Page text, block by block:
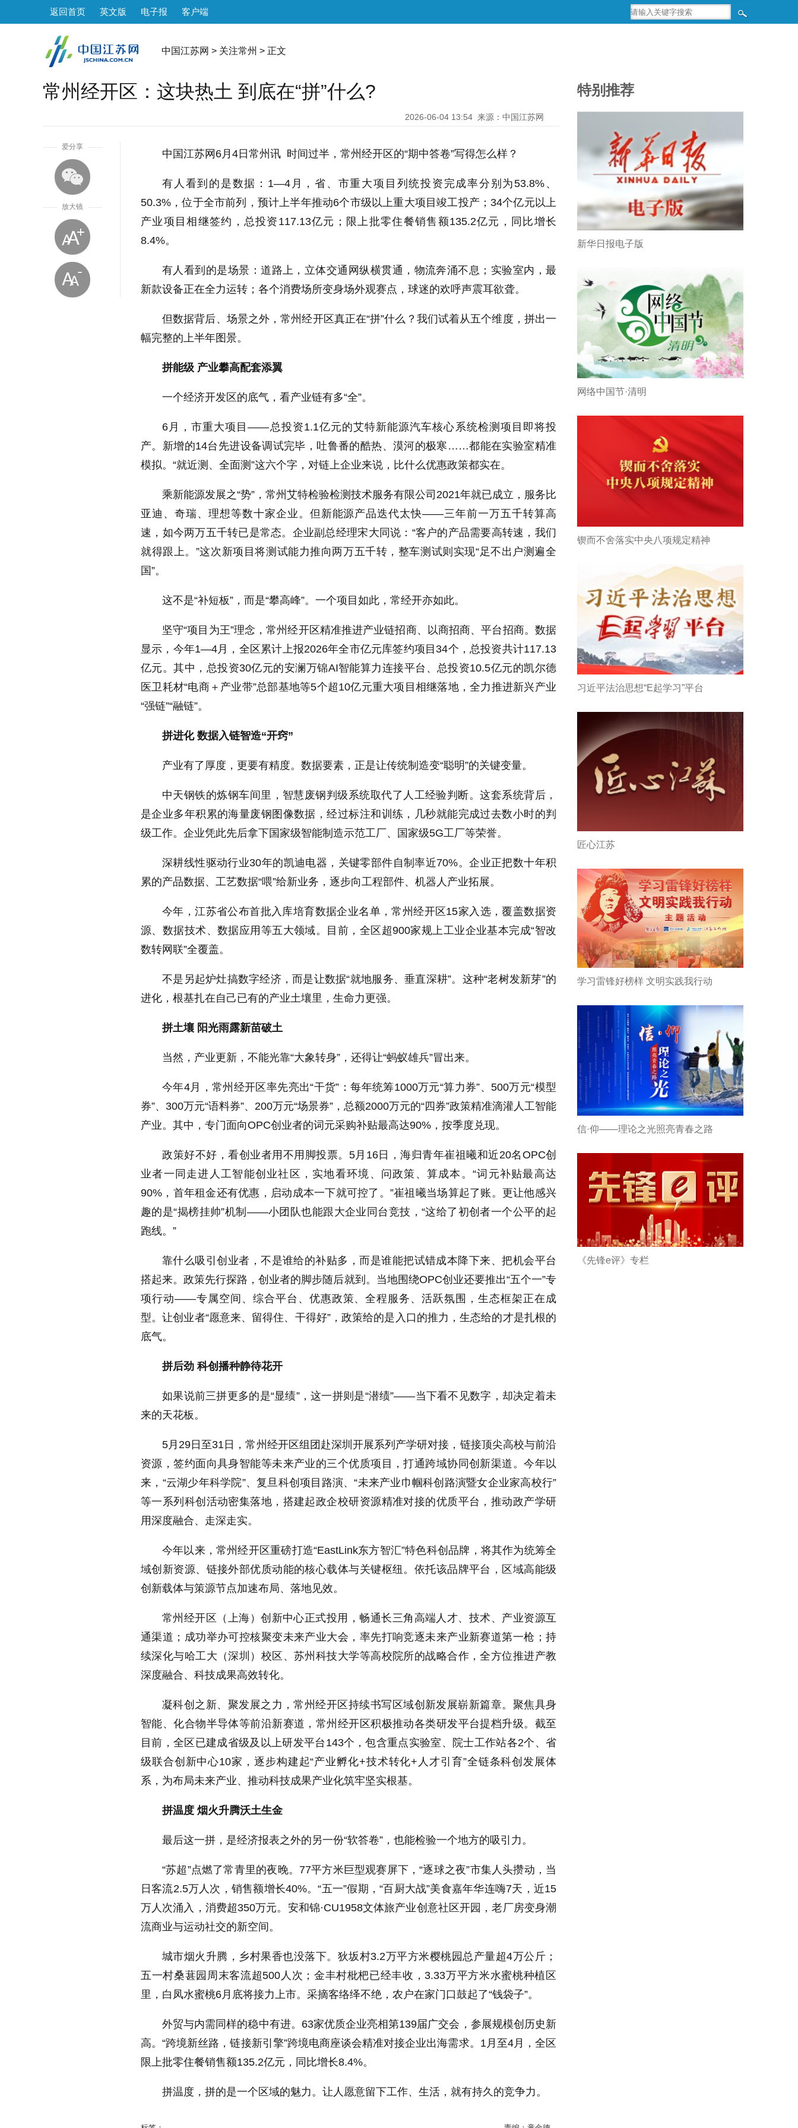
返回首页 英文版 电子报 客户端
中国江苏网 > 关注常州 > 正文
常州经开区：这块热土 到底在“拼”什么?
2026-06-04 13:54 来源：中国江苏网
爱分享
放大镜
中国江苏网6月4日常州讯 时间过半，常州经开区的“期中答卷”写得怎么样？
有人看到的是数据：1—4月，省、市重大项目列统投资完成率分别为53.8%、
50.3%，位于全市前列，预计上半年推动6个市级以上重大项目竣工投产；34个亿元以上
产业项目相继签约，总投资117.13亿元；限上批零住餐销售额135.2亿元，同比增长
8.4%。
有人看到的是场景：道路上，立体交通网纵横贯通，物流奔涌不息；实验室内，最
新款设备正在全力运转；各个消费场所变身场外观赛点，球迷的欢呼声震耳欲聋。
但数据背后、场景之外，常州经开区真正在“拼”什么？我们试着从五个维度，拼出一
幅完整的上半年图景。
拼能级 产业攀高配套添翼
一个经济开发区的底气，看产业链有多“全”。
6月，市重大项目——总投资1.1亿元的艾特新能源汽车核心系统检测项目即将投
产。新增的14台先进设备调试完毕，吐鲁番的酷热、漠河的极寒……都能在实验室精准
模拟。“就近测、全面测”这六个字，对链上企业来说，比什么优惠政策都实在。
乘新能源发展之“势”，常州艾特检验检测技术服务有限公司2021年就已成立，服务比
亚迪、奇瑞、理想等数十家企业。但新能源产品迭代太快——三年前一万五千转算高
速，如今两万五千转已是常态。企业副总经理宋大同说：“客户的产品需要高转速，我们
就得跟上。”这次新项目将测试能力推向两万五千转，整车测试则实现“足不出户测遍全
国”。
这不是“补短板”，而是“攀高峰”。一个项目如此，常经开亦如此。
坚守“项目为王”理念，常州经开区精准推进产业链招商、以商招商、平台招商。数据
显示，今年1—4月，全区累计上报2026年全市亿元库签约项目34个，总投资共计117.13
亿元。其中，总投资30亿元的安澜万锦AI智能算力连接平台、总投资10.5亿元的凯尔德
医卫耗材“电商＋产业带”总部基地等5个超10亿元重大项目相继落地，全力推进新兴产业
“强链”“融链”。
拼进化 数据入链智造“开窍”
产业有了厚度，更要有精度。数据要素，正是让传统制造变“聪明”的关键变量。
中天钢铁的炼钢车间里，智慧废钢判级系统取代了人工经验判断。这套系统背后，
是企业多年积累的海量废钢图像数据，经过标注和训练，几秒就能完成过去数小时的判
级工作。企业凭此先后拿下国家级智能制造示范工厂、国家级5G工厂等荣誉。
深耕线性驱动行业30年的凯迪电器，关键零部件自制率近70%。企业正把数十年积
累的产品数据、工艺数据“喂”给新业务，逐步向工程部件、机器人产业拓展。
今年，江苏省公布首批入库培育数据企业名单，常州经开区15家入选，覆盖数据资
源、数据技术、数据应用等五大领域。目前，全区超900家规上工业企业基本完成“智改
数转网联”全覆盖。
不是另起炉灶搞数字经济，而是让数据“就地服务、垂直深耕”。这种“老树发新芽”的
进化，根基扎在自己已有的产业土壤里，生命力更强。
拼土壤 阳光雨露新苗破土
当然，产业更新，不能光靠“大象转身”，还得让“蚂蚁雄兵”冒出来。
今年4月，常州经开区率先亮出“干货”：每年统筹1000万元“算力券”、500万元“模型
券”、300万元“语料券”、200万元“场景券”，总额2000万元的“四券”政策精准滴灌人工智能
产业。其中，专门面向OPC创业者的词元采购补贴最高达90%，按季度兑现。
政策好不好，看创业者用不用脚投票。5月16日，海归青年崔祖曦和近20名OPC创
业者一同走进人工智能创业社区，实地看环境、问政策、算成本。“词元补贴最高达
90%，首年租金还有优惠，启动成本一下就可控了。”崔祖曦当场算起了账。更让他感兴
趣的是“揭榜挂帅”机制——小团队也能跟大企业同台竞技，“这给了初创者一个公平的起
跑线。”
靠什么吸引创业者，不是谁给的补贴多，而是谁能把试错成本降下来、把机会平台
搭起来。政策先行探路，创业者的脚步随后就到。当地围绕OPC创业还要推出“五个一”专
项行动——专属空间、综合平台、优惠政策、全程服务、活跃氛围，生态框架正在成
型。让创业者“愿意来、留得住、干得好”，政策给的是入口的推力，生态给的才是扎根的
底气。
拼后劲 科创播种静待花开
如果说前三拼更多的是“显绩”，这一拼则是“潜绩”——当下看不见数字，却决定着未
来的天花板。
5月29日至31日，常州经开区组团赴深圳开展系列产学研对接，链接顶尖高校与前沿
资源，签约面向具身智能等未来产业的三个优质项目，打通跨域协同创新渠道。今年以
来，“云湖少年科学院”、复旦科创项目路演、“未来产业巾帼科创路演暨女企业家高校行”
等一系列科创活动密集落地，搭建起政企校研资源精准对接的优质平台，推动政产学研
用深度融合、走深走实。
今年以来，常州经开区重磅打造“EastLink东方智汇”特色科创品牌，将其作为统筹全
域创新资源、链接外部优质动能的核心载体与关键枢纽。依托该品牌平台，区域高能级
创新载体与策源节点加速布局、落地见效。
常州经开区（上海）创新中心正式投用，畅通长三角高端人才、技术、产业资源互
通渠道；成功举办可控核聚变未来产业大会，率先打响竞逐未来产业新赛道第一枪；持
续深化与哈工大（深圳）校区、苏州科技大学等高校院所的战略合作，全方位推进产教
深度融合、科技成果高效转化。
凝科创之新、聚发展之力，常州经开区持续书写区域创新发展崭新篇章。聚焦具身
智能、化合物半导体等前沿新赛道，常州经开区积极推动各类研发平台提档升级。截至
目前，全区已建成省级及以上研发平台143个，包含重点实验室、院士工作站各2个、省
级联合创新中心10家，逐步构建起“产业孵化+技术转化+人才引育”全链条科创发展体
系，为布局未来产业、推动科技成果产业化筑牢坚实根基。
拼温度 烟火升腾沃土生金
最后这一拼，是经济报表之外的另一份“软答卷”，也能检验一个地方的吸引力。
“苏超”点燃了常青里的夜晚。77平方米巨型观赛屏下，“逐球之夜”市集人头攒动，当
日客流2.5万人次，销售额增长40%。“五一”假期，“百厨大战”美食嘉年华连嗨7天，近15
万人次涌入，消费超350万元。安和锦·CU1958文体旅产业创意社区开园，老厂房变身潮
流商业与运动社交的新空间。
城市烟火升腾，乡村果香也没落下。狄坂村3.2万平方米樱桃园总产量超4万公斤；
五一村桑葚园周末客流超500人次；金丰村枇杷已经丰收，3.33万平方米水蜜桃种植区
里，白凤水蜜桃6月底将接力上市。采摘客络绎不绝，农户在家门口鼓起了“钱袋子”。
外贸与内需同样的稳中有进。63家优质企业亮相第139届广交会，参展规模创历史新
高。“跨境新丝路，链接新引擎”跨境电商座谈会精准对接企业出海需求。1月至4月，全区
限上批零住餐销售额135.2亿元，同比增长8.4%。
拼温度，拼的是一个区域的魅力。让人愿意留下工作、生活，就有持久的竞争力。
特别推荐
新华日报电子版
网络中国节·清明
锲而不舍落实中央八项规定精神
习近平法治思想“E起学习”平台
匠心江苏
学习雷锋好榜样 文明实践我行动
信·仰——理论之光照亮青春之路
《先锋e评》专栏